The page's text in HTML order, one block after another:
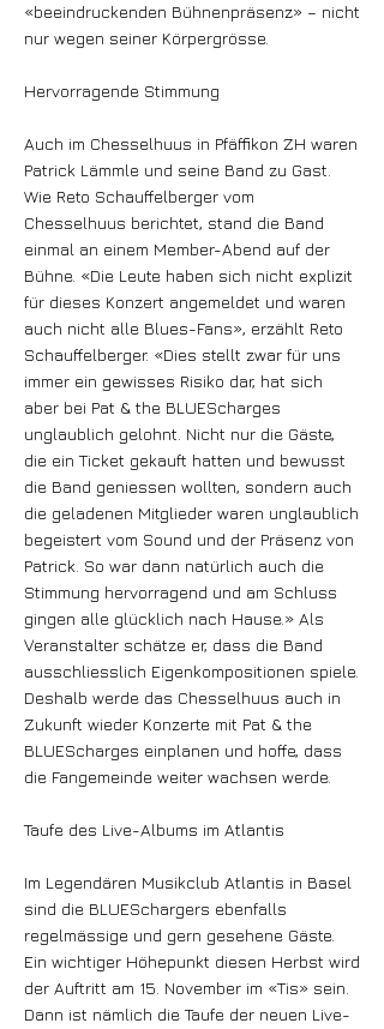
«beeindruckenden Bühnenpräsenz» – nicht
nur wegen seiner Körpergrösse.
Hervorragende Stimmung
Auch im Chesselhuus in Pfäffikon ZH waren
Patrick Lämmle und seine Band zu Gast.
Wie Reto Schauffelberger vom
Chesselhuus berichtet, stand die Band
einmal an einem Member-Abend auf der
Bühne. «Die Leute haben sich nicht explizit
für dieses Konzert angemeldet und waren
auch nicht alle Blues-Fans», erzählt Reto
Schauffelberger. «Dies stellt zwar für uns
immer ein gewisses Risiko dar, hat sich
aber bei Pat & the BLUEScharges
unglaublich gelohnt. Nicht nur die Gäste,
die ein Ticket gekauft hatten und bewusst
die Band geniessen wollten, sondern auch
die geladenen Mitglieder waren unglaublich
begeistert vom Sound und der Präsenz von
Patrick. So war dann natürlich auch die
Stimmung hervorragend und am Schluss
gingen alle glücklich nach Hause.» Als
Veranstalter schätze er, dass die Band
ausschliesslich Eigenkompositionen spiele.
Deshalb werde das Chesselhuus auch in
Zukunft wieder Konzerte mit Pat & the
BLUEScharges einplanen und hoffe, dass
die Fangemeinde weiter wachsen werde.
Taufe des Live-Albums im Atlantis
Im Legendären Musikclub Atlantis in Basel
sind die BLUESchargers ebenfalls
regelmässige und gern gesehene Gäste.
Ein wichtiger Höhepunkt diesen Herbst wird
der Auftritt am 15. November im «Tis» sein.
Dann ist nämlich die Taufe der neuen Live-